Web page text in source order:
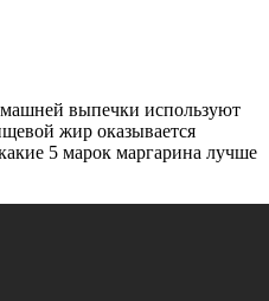
выпечки используют
жир оказывается
5 марок маргарина лучше